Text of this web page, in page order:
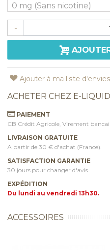
-
Ajouter à ma liste d'envies
ACHETER CHEZ E-
PAIEMENT
CB Crédit Agricole, Virement
LIVRAISON GRATUITE
A partir de 30 € d'achat (France).
SATISFACTION GARANTIE
30 jours pour changer d'avis.
EXPÉDITION
Du lundi au vendredi 13h30.
ACCESSOIRES